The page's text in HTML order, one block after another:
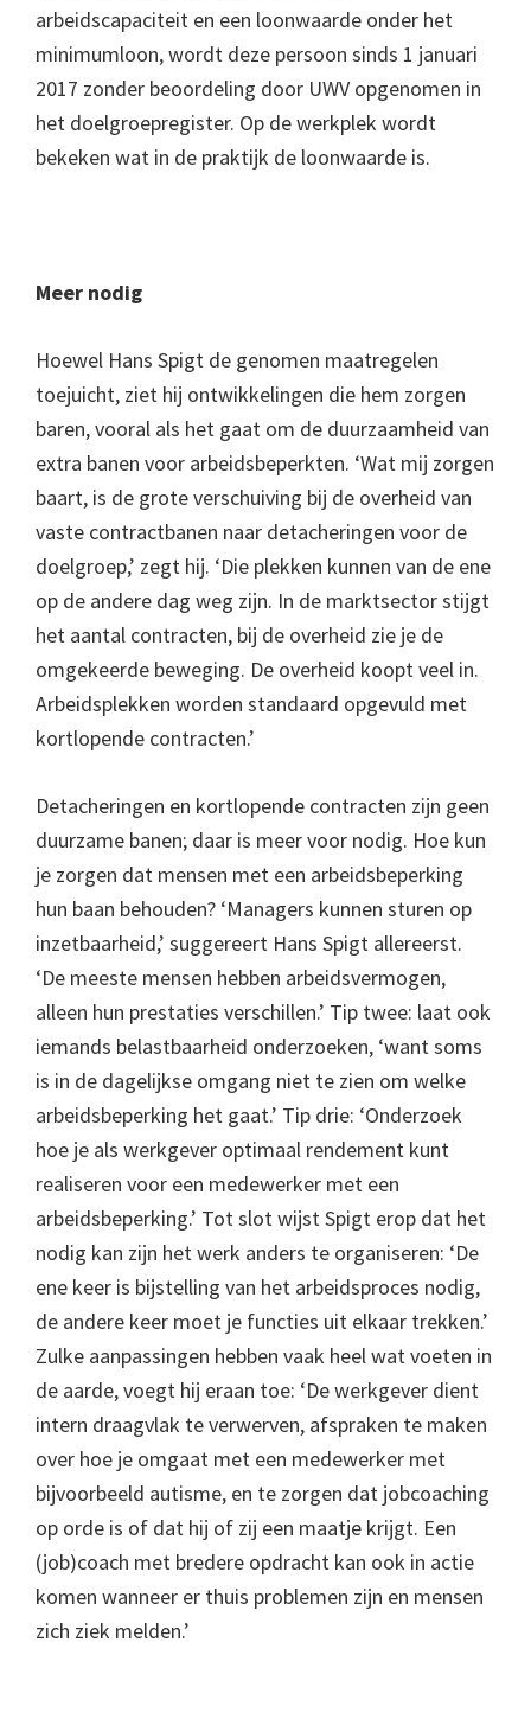
arbeidscapaciteit en een loonwaarde onder het
minimumloon, wordt deze persoon sinds 1 januari
2017 zonder beoordeling door UWV opgenomen in
het doelgroepregister. Op de werkplek wordt
bekeken wat in de praktijk de loonwaarde is.
Meer nodig
Hoewel Hans Spigt de genomen maatregelen
toejuicht, ziet hij ontwikkelingen die hem zorgen
baren, vooral als het gaat om de duurzaamheid van
extra banen voor arbeidsbeperkten. ‘Wat mij zorgen
baart, is de grote verschuiving bij de overheid van
vaste contractbanen naar detacheringen voor de
doelgroep,’ zegt hij. ‘Die plekken kunnen van de ene
op de andere dag weg zijn. In de marktsector stijgt
het aantal contracten, bij de overheid zie je de
omgekeerde beweging. De overheid koopt veel in.
Arbeidsplekken worden standaard opgevuld met
kortlopende contracten.’
Detacheringen en kortlopende contracten zijn geen
duurzame banen; daar is meer voor nodig. Hoe kun
je zorgen dat mensen met een arbeidsbeperking
hun baan behouden? ‘Managers kunnen sturen op
inzetbaarheid,’ suggereert Hans Spigt allereerst.
‘De meeste mensen hebben arbeidsvermogen,
alleen hun prestaties verschillen.’ Tip twee: laat ook
iemands belastbaarheid onderzoeken, ‘want soms
is in de dagelijkse omgang niet te zien om welke
arbeidsbeperking het gaat.’ Tip drie: ‘Onderzoek
hoe je als werkgever optimaal rendement kunt
realiseren voor een medewerker met een
arbeidsbeperking.’ Tot slot wijst Spigt erop dat het
nodig kan zijn het werk anders te organiseren: ‘De
ene keer is bijstelling van het arbeidsproces nodig,
de andere keer moet je functies uit elkaar trekken.’
Zulke aanpassingen hebben vaak heel wat voeten in
de aarde, voegt hij eraan toe: ‘De werkgever dient
intern draagvlak te verwerven, afspraken te maken
over hoe je omgaat met een medewerker met
bijvoorbeeld autisme, en te zorgen dat jobcoaching
op orde is of dat hij of zij een maatje krijgt. Een
(job)coach met bredere opdracht kan ook in actie
komen wanneer er thuis problemen zijn en mensen
zich ziek melden.’